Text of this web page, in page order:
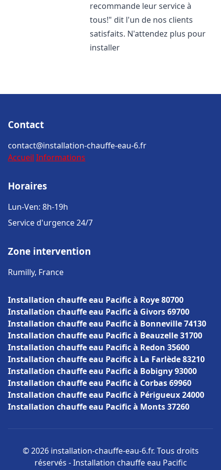
recommande leur service à
tous!" dit l'un de nos clients
satisfaits. N'attendez plus pour
installer
Contact
contact@installation-chauffe-eau-6.fr
Accueil Informations
Horaires
Lun-Ven: 8h-19h
Service d'urgence 24/7
Zone intervention
Rumilly, France
Installation chauffe eau Pacific à Roye 80700
Installation chauffe eau Pacific à Givors 69700
Installation chauffe eau Pacific à Bonneville 74130
Installation chauffe eau Pacific à Beauzelle 31700
Installation chauffe eau Pacific à Redon 35600
Installation chauffe eau Pacific à La Farlède 83210
Installation chauffe eau Pacific à Bobigny 93000
Installation chauffe eau Pacific à Corbas 69960
Installation chauffe eau Pacific à Périgueux 24000
Installation chauffe eau Pacific à Monts 37260
© 2026 installation-chauffe-eau-6.fr. Tous droits
réservés - Installation chauffe eau Pacific